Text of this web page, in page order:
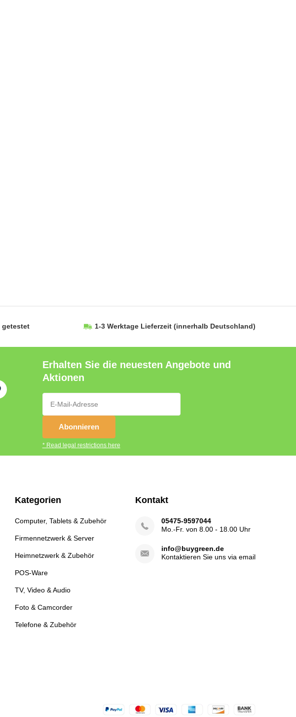
1-3 Werktage Lieferzeit (innerhalb Deutschland)
Erhalten Sie die neuesten Angebote und
Aktionen
Abonnieren
* Read legal restrictions here
Kategorien
Computer, Tablets & Zubehör
Firmennetzwerk & Server
Heimnetzwerk & Zubehör
POS-Ware
TV, Video & Audio
Foto & Camcorder
Telefone & Zubehör
Kontakt
05475-9597044
Mo.-Fr. von 8.00 - 18.00 Uhr
info@buygreen.de
Kontaktieren Sie uns via email